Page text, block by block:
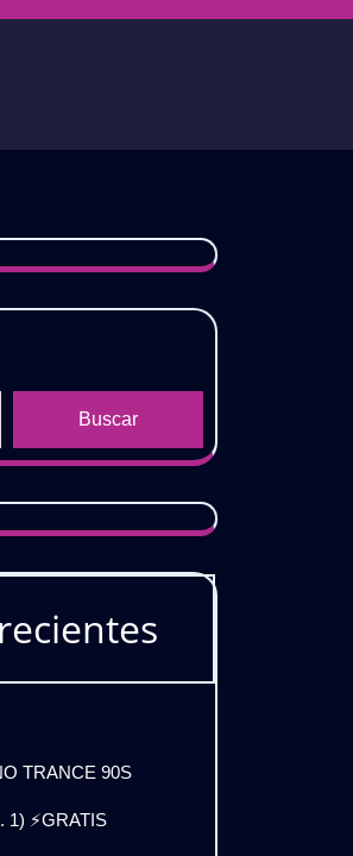
Buscar
TRANCE 90S
1) ⚡GRATIS